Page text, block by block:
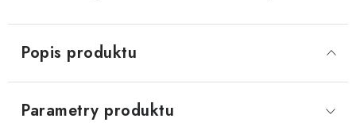
Popis produktu
Parametry produktu